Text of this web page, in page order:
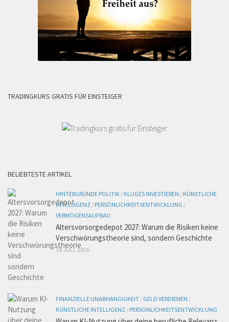
TRADINGKURS GRATIS FÜR EINSTEIGER
BELIEBTESTE ARTIKEL
HINTERGRÜNDE POLITIK / KLUGES INVESTIEREN / KÜNSTLICHE
INTELLIGENZ / PERSÖNLICHKEITSENTWICKLUNG /
VERMÖGENSAUFBAU
Altersvorsorgedepot 2027: Warum die Risiken keine
Verschwörungstheorie sind, sondern Geschichte
18 JULI, 2026
FINANZIELLE UNABHÄNGIGKEIT / GELD VERDIENEN /
KÜNSTLICHE INTELLIGENZ / PERSÖNLICHKEITSENTWICKLUNG